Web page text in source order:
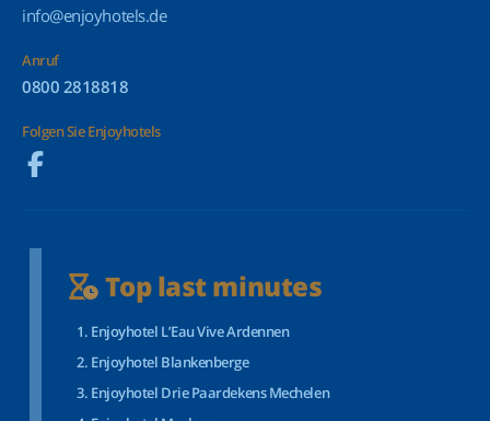
info@enjoyhotels.de
Anruf
0800 2818818
Folgen Sie Enjoyhotels
Top last minutes
Enjoyhotel L’Eau Vive Ardennen
Enjoyhotel Blankenberge
Enjoyhotel Drie Paardekens Mechelen